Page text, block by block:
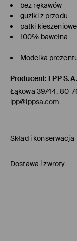
bez rękawów
guziki z przodu
patki kieszeniowe
100% bawełna
Modelka
Producent: LPP S.A.
Łąkowa 39/44, 80-
lpp@lppsa.com
Skład i konserwacja
PIERWSZY ARTYKUŁ
Dostawa i zwroty